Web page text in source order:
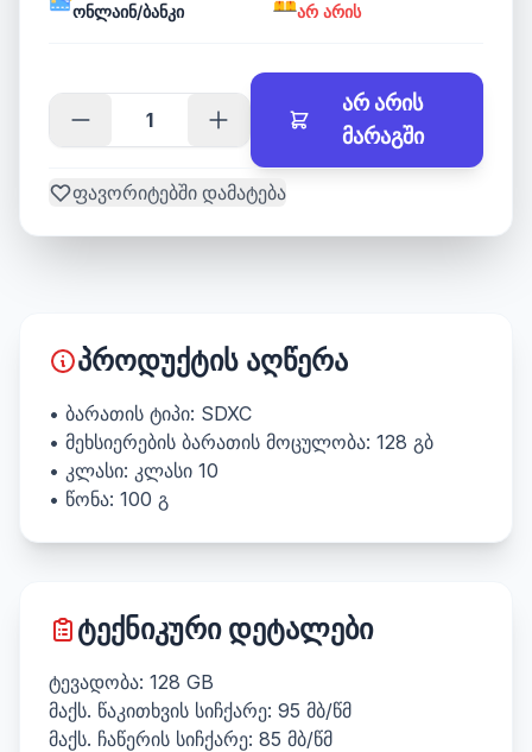
ონლაინ/ბანკი
არ არის
არ არის
მარაგში
ფავორიტებში დამატება
პროდუქტის აღწერა
• ბარათის ტიპი: SDXC
• მეხსიერების ბარათის მოცულობა: 128 გბ
• კლასი: კლასი 10
• წონა: 100 გ
ტექნიკური დეტალები
ტევადობა: 128 GB
მაქს. წაკითხვის სიჩქარე: 95 მბ/წმ
მაქს. ჩაწერის სიჩქარე: 85 მბ/წმ